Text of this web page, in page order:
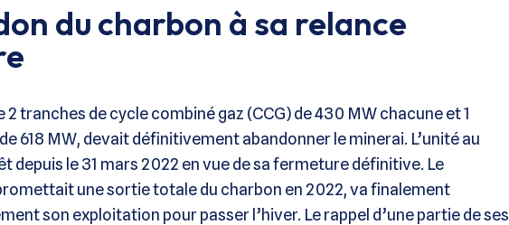
du charbon à sa relance
2 tranches de cycle combiné gaz (CCG) de 430 MW chacune et 1
618 MW, devait définitivement abandonner le minerai. L’unité au
depuis le 31 mars 2022 en vue de sa fermeture définitive. Le
une sortie totale du charbon en 2022, va finalement
son exploitation pour passer l’hiver. Le rappel d’une partie de ses